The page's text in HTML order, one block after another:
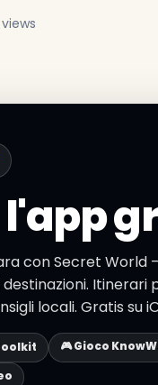
con Secret World
Itinerari
locali. Gratis su
🎮 Gioco